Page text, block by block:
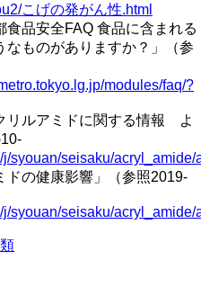
こげの発がん性.html
品安全FAQ 食品に含まれる
なものがありますか？」（参
modules/faq/?
リルアミドに関する情報 よ
j/syouan/seisaku/
ドの健康影響」（参照2019-
j/syouan/seisaku/